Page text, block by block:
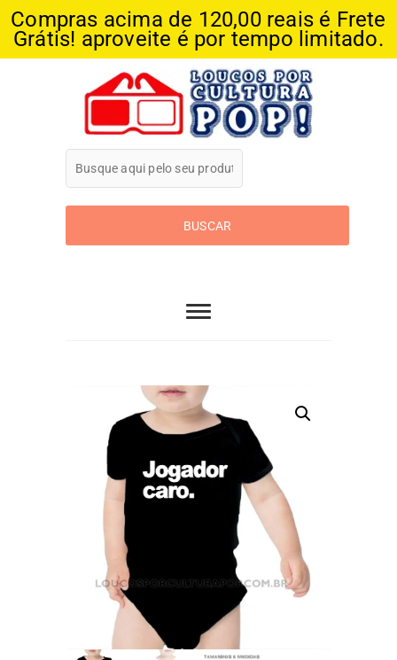
Compras acima de 120,00 reais é Frete
Grátis! aproveite é por tempo limitado.
Loucos Por
Cultura Pop